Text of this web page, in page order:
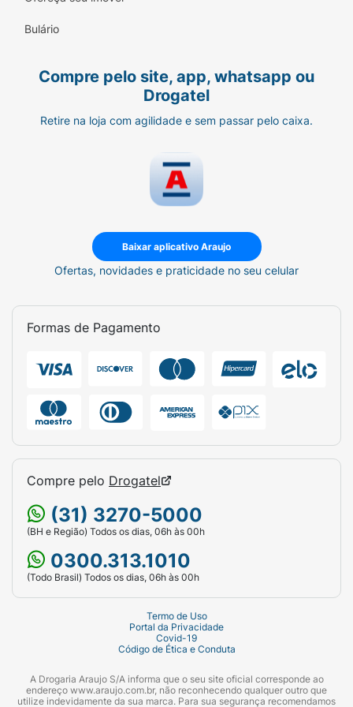
Bulário
Compre pelo site, app, whatsapp ou
Drogatel
Retire na loja com agilidade e sem passar pelo caixa.
Baixar aplicativo Araujo
Ofertas, novidades e praticidade no seu celular
Formas de Pagamento
Compre pelo Drogatel
(31) 3270-5000
(BH e Região) Todos os dias, 06h às 00h
0300.313.1010
(Todo Brasil) Todos os dias, 06h às 00h
Termo de Uso
Portal da Privacidade
Covid-19
Código de Ética e Conduta
A Drogaria Araujo S/A informa que o seu site oficial corresponde ao
endereço www.araujo.com.br, não reconhecendo qualquer outro que
utilize indevidamente da sua marca. Para sua segurança recomendamos